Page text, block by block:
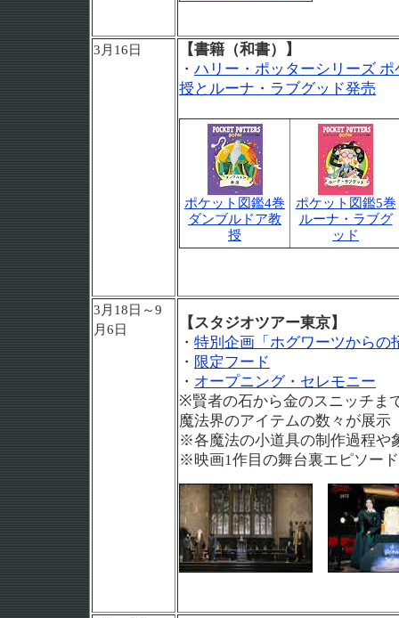
3月16日
【書籍（和書）】
・ ハリー・ポッターシリーズ
授とルーナ・ラブグッド発売
ポケット図鑑4巻
ダンブルドア教
授
ポケット図鑑5巻
ルーナ・ラブグ
ッド
3月18日～9
月6日
【スタジオツアー東京】
・ 特別企画「ホグワーツからの
・ 限定フード
・ オープニング・セレモニー
※賢者の石から金のスニッチま
魔法界のアイテムの数々が展示
※各魔法の小道具の制作過程や
※映画1作目の舞台裏エピソー